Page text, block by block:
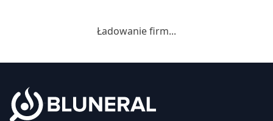
Ładowanie firm...